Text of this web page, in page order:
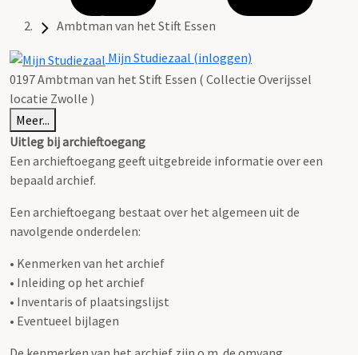
Ambtman van het Stift Essen
Mijn Studiezaal (inloggen)
0197 Ambtman van het Stift Essen ( Collectie Overijssel
locatie Zwolle )
Meer...
Uitleg bij archieftoegang
Een archieftoegang geeft uitgebreide informatie over een
bepaald archief.
Een archieftoegang bestaat over het algemeen uit de
navolgende onderdelen:
• Kenmerken van het archief
• Inleiding op het archief
• Inventaris of plaatsingslijst
• Eventueel bijlagen